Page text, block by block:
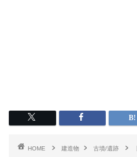
HOME 建造物 古墳/遺跡